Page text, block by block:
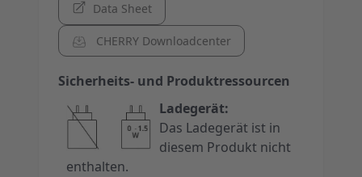
Data Sheet
CHERRY Downloadcenter
Sicherheits- und Produktressourcen
Ladegerät:
Das Ladegerät ist in
diesem Produkt nicht
enthalten.